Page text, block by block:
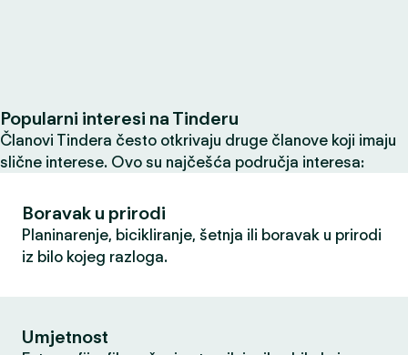
Popularni interesi na Tinderu
Članovi Tindera često otkrivaju druge članove koji imaju
slične interese. Ovo su najčešća područja interesa:
Boravak u prirodi
Planinarenje, bicikliranje, šetnja ili boravak u prirodi
iz bilo kojeg razloga.
Umjetnost